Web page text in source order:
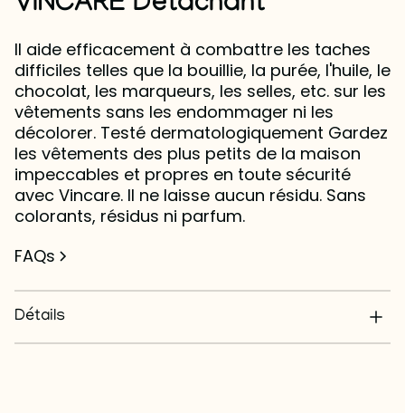
Il aide efficacement à combattre les taches
difficiles telles que la bouillie, la purée, l'huile, le
chocolat, les marqueurs, les selles, etc. sur les
vêtements sans les endommager ni les
décolorer. Testé dermatologiquement Gardez
les vêtements des plus petits de la maison
impeccables et propres en toute sécurité
avec Vincare. Il ne laisse aucun résidu. Sans
colorants, résidus ni parfum.
FAQs
Détails